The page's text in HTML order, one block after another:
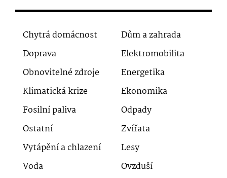
Chytrá domácnost
Dům a zahrada
Doprava
Elektromobilita
Obnovitelné zdroje
Energetika
Klimatická krize
Ekonomika
Fosilní paliva
Odpady
Ostatní
Zvířata
Vytápění a chlazení
Lesy
Voda
Ovzduší